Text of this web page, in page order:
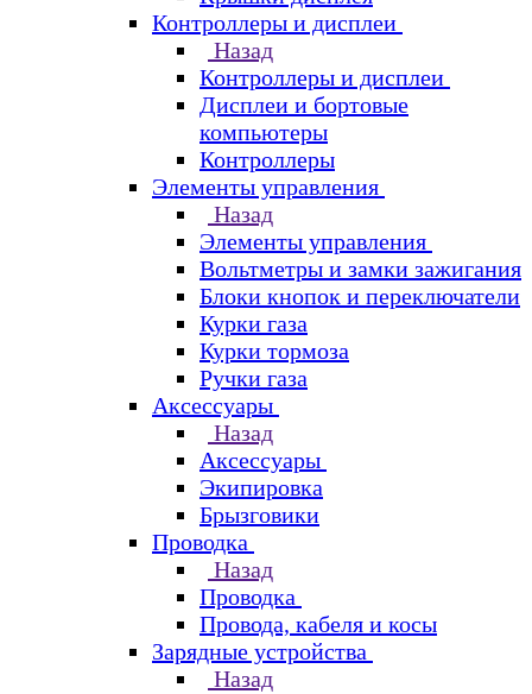
Контроллеры и дисплеи
Назад
Контроллеры и дисплеи
Дисплеи и бортовые
компьютеры
Контроллеры
Элементы управления
Назад
Элементы управления
Вольтметры и замки зажигания
Блоки кнопок и переключатели
Курки газа
Курки тормоза
Ручки газа
Аксессуары
Назад
Аксессуары
Экипировка
Брызговики
Проводка
Назад
Проводка
Провода, кабеля и косы
Зарядные устройства
Назад